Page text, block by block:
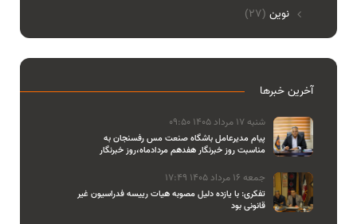
نوین (27)
آخرین خبرها
شنبه 17 مرداد 1405 09:50
پیام مدیرعامل باشگاه صنعت مس رفسنجان به
مناسبت روز خبرنگار هفدهم مردادماه،روز خبرنگار
جمعه 16 مرداد 1405 17:49
تفکری: با یازده دلیل مصوبه هیات رییسه فدراسیون غیر
قانونی بود